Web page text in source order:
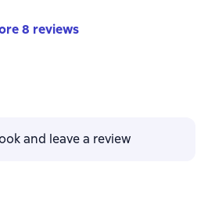
8 reviews
and leave a review